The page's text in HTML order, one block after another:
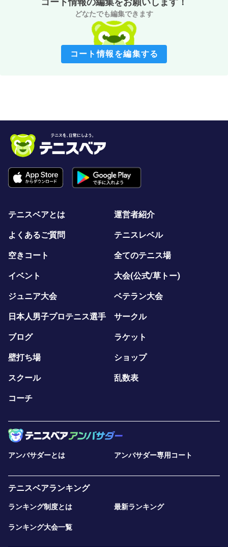
どなたでも編集できます
コート情報を編集する
テニスベアとは 運営者紹介
よくあるご質問 テニスレベル
空きコート 全てのテニス場
イベント 大会(公式/草トー)
ジュニア大会 ベテラン大会
日本人男子プロテニス選手 サークル
ブログ ラケット
壁打ち場 ショップ
スクール 乱数表
コーチ
アンバサダーとは アンバサダー専用コート
テニスベアランキング
ランキング制度とは 最新ランキング
ランキング大会一覧